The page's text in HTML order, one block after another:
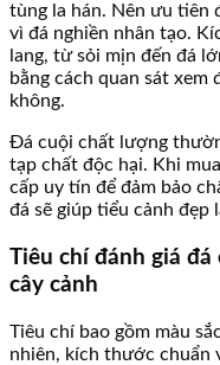
tùng la hán. Nên ưu tiên
vì đá nghiền nhân tạo.
lang, từ sỏi mịn đến đá
bằng cách quan sát
không.
Đá cuội chất lượng
tạp chất độc hại. Khi
cấp uy tín để đảm bảo
đá sẽ giúp tiểu cảnh đẹp
Tiêu chí đánh giá
cây cảnh
Tiêu chí bao gồm màu
nhiên, kích thước chuẩn